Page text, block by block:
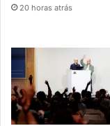
20 horas atrás